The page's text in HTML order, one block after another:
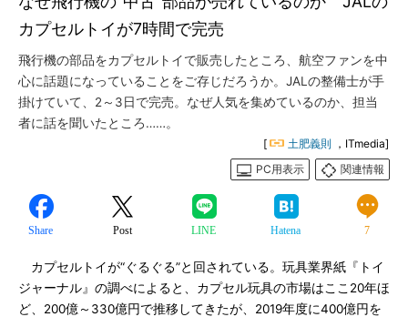
カプセルトイが7時間で完売
飛行機の部品をカプセルトイで販売したところ、航空ファンを中
心に話題になっていることをご存じだろうか。JALの整備士が手
掛けていて、2～3日で完売。なぜ人気を集めているのか、担当
者に話を聞いたところ……。
[ 土肥義則 ，ITmedia]
PC用表示
関連情報
Share Post LINE Hatena 7
カプセルトイが“ぐるぐる”と回されている。玩具業界紙『トイ
ジャーナル』の調べによると、カプセル玩具の市場はここ20年ほ
ど、200億～330億円で推移してきたが、2019年度に400億円を